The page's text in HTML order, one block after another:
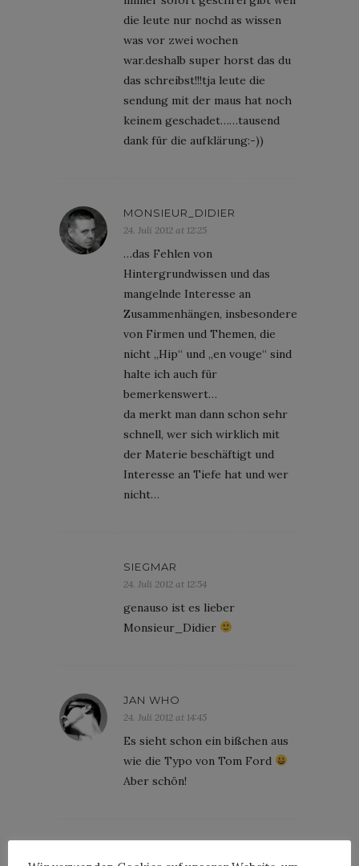
die leute nur nochd as wissen
was vor zwei wochen
war.deshalb super horst das du
das schreibst!!!tja leute die
sendung mit der maus hat noch
keinem geschadet……tausend
dank für die aufklärung:-))
MONSIEUR_DIDIER
24. Juli 2012 at 12:25
…das Fehlen von
Hintergrundwissen und das
mangelnde Interesse an
Zusammenhängen, insbesondere
von Firmen und Themen, die
nicht „Hip“ und „en vouge“ sind
halte ich auch für
bemerkenswert…
da merkt man dann schon sehr
schnell, wer sich wirklich mit
der Materie beschäftigt und
Interesse an Tiefe hat und wer
nicht…
SIEGMAR
24. Juli 2012 at 12:54
genauso ist es lieber
Monsieur_Didier
JAN WHO
24. Juli 2012 at 14:45
Es sieht schon ein bißchen aus
wie die Typo von Tom Ford
Aber schön!